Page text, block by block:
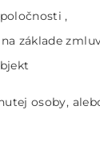
,
základe
osoby,